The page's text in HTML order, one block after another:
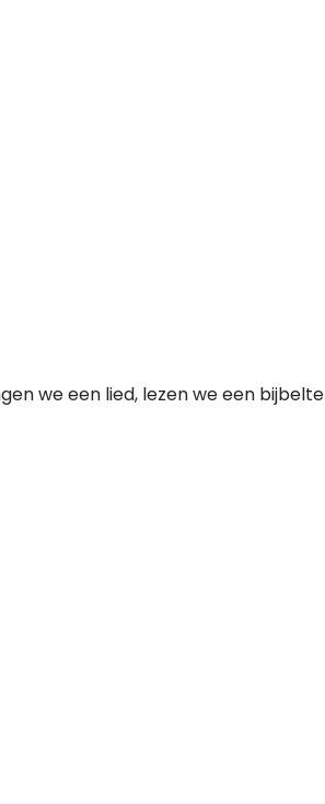
we een lied, lezen we een